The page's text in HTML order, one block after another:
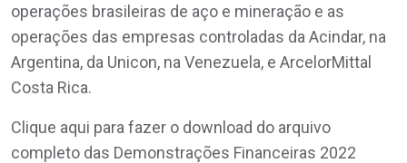
operações brasileiras de aço e mineração e as
operações das empresas controladas da Acindar, na
Argentina, da Unicon, na Venezuela, e ArcelorMittal
Costa Rica.
Clique aqui para fazer o download do arquivo
completo das Demonstrações Financeiras 2022